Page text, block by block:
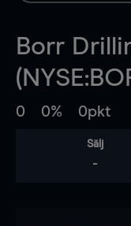
Borr
0 0% 0pkt
Sälj
-